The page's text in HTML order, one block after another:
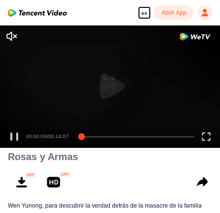
es Abrir App
00:00:00/00:14:07
Rosas y Armas
Wen Yunong, para descubrir la verdad detrás de la masacre de la familia